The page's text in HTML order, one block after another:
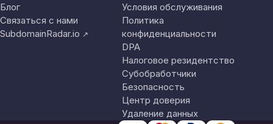
Блог
Связаться с нами
SubdomainRadar.io ↗
Условия обслуживания
Политика
конфиденциальности
DPA
Налоговое резидентство
Субобработчики
Безопасность
Центр доверия
Удаление данных